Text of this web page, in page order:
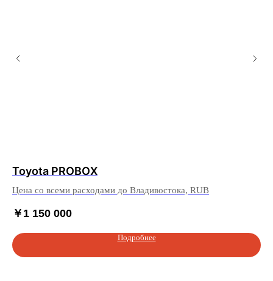
Toyota PROBOX
Цена со всеми расходами до Владивостока, RUB
￥ 1 150 000
Подробнее